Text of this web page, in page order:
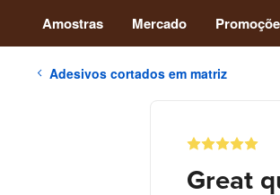
Amostras Mercado
Adesivos cortados em matriz
Great